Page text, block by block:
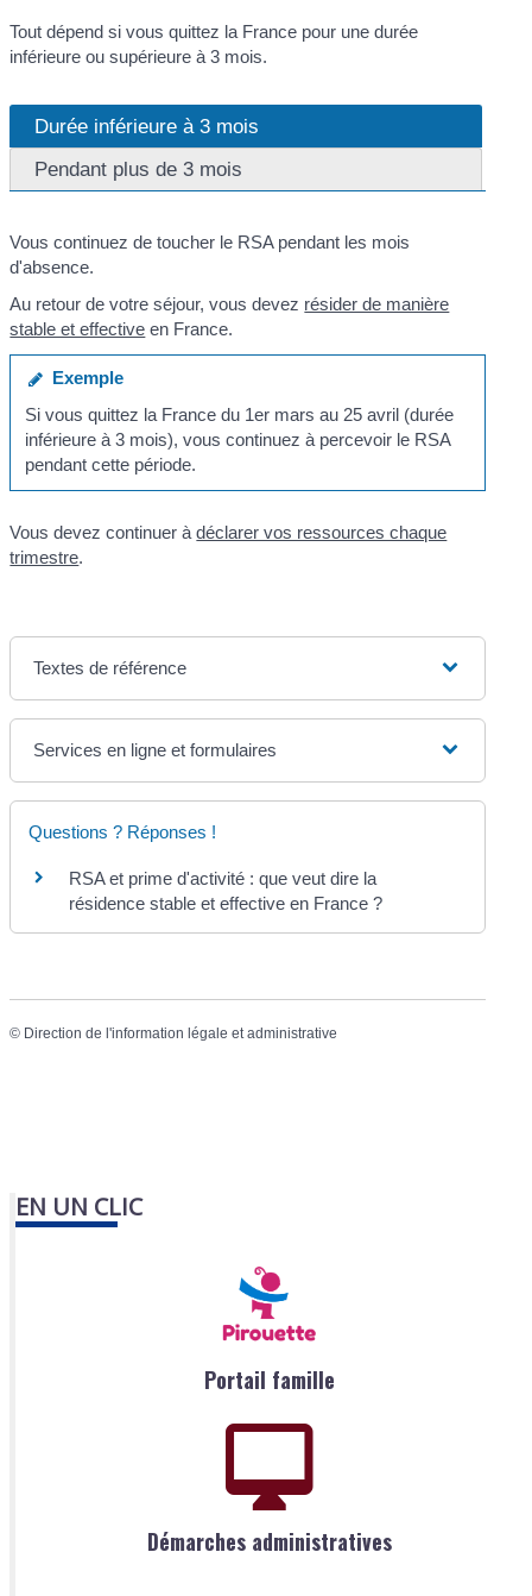
Tout dépend si vous quittez la France pour une durée
inférieure ou supérieure à 3 mois.
Durée inférieure à 3 mois
Pendant plus de 3 mois
Vous continuez de toucher le RSA pendant les mois
d'absence.
Au retour de votre séjour, vous devez résider de manière
stable et effective en France.
Exemple
Si vous quittez la France du 1ermars au 25 avril (durée
inférieure à 3 mois), vous continuez à percevoir le RSA
pendant cette période.
Vous devez continuer àdéclarer vos ressources chaque
trimestre.
Textes de référence
Services en ligne et formulaires
Questions ? Réponses !
RSA et prime d'activité : que veut dire la
résidence stable et effective en France ?
© Direction de l'information légale et administrative
EN UN CLIC
Portail famille
Démarches administratives